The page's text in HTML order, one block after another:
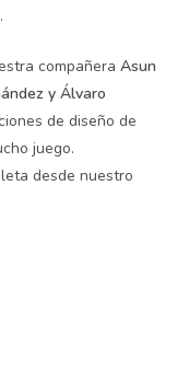
compañera Asun
y Álvaro
de diseño de
juego.
desde nuestro